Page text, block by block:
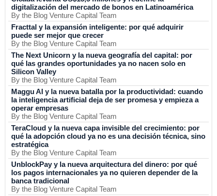
digitalización del mercado de bonos en Latinoamérica
By the Blog Venture Capital Team
Fracttal y la expansión inteligente: por qué adquirir
puede ser mejor que crecer
By the Blog Venture Capital Team
The Next Unicorn y la nueva geografía del capital: por
qué las grandes oportunidades ya no nacen solo en
Silicon Valley
By the Blog Venture Capital Team
Maggu AI y la nueva batalla por la productividad: cuando
la inteligencia artificial deja de ser promesa y empieza a
operar empresas
By the Blog Venture Capital Team
TeraCloud y la nueva capa invisible del crecimiento: por
qué la adopción cloud ya no es una decisión técnica, sino
estratégica
By the Blog Venture Capital Team
UnblockPay y la nueva arquitectura del dinero: por qué
los pagos internacionales ya no quieren depender de la
banca tradicional
By the Blog Venture Capital Team